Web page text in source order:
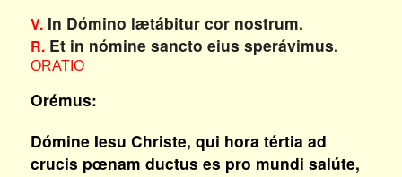
V.In Dómino lætábitur cor nostrum.
R.Et in nómine sancto eius sperávimus.
ORATIO
Orémus:
Dómine Iesu Christe, qui hora tértia ad
crucis pœnam ductus es pro mundi salúte,